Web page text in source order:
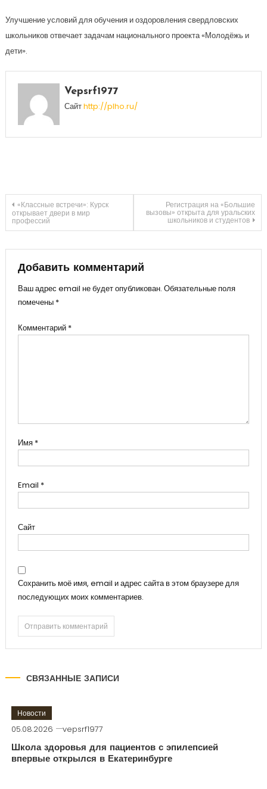
Улучшение условий для обучения и оздоровления свердловских
школьников отвечает задачам национального проекта «Молодёжь и
дети».
Vepsrf1977
Сайтhttp://plho.ru/
Навигация
по
записям
«Классные встречи»: Курск
открывает двери в мир
профессий
Регистрация на «Большие
вызовы» открыта для уральских
школьников и студентов
Добавить комментарий
Ваш адрес email не будет опубликован. Обязательные поля
помечены *
Комментарий *
Имя *
Email *
Сайт
Сохранить моё имя, email и адрес сайта в этом браузере для
последующих моих комментариев.
СВЯЗАННЫЕ ЗАПИСИ
Новости
05.08.2026 vepsrf1977
Школа здоровья для пациентов с эпилепсией
впервые открылся в Екатеринбурге